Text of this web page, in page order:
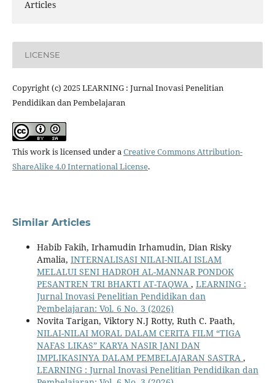
Articles
LICENSE
Copyright (c) 2025 LEARNING : Jurnal Inovasi Penelitian
Pendidikan dan Pembelajaran
This work is licensed under aCreative Commons Attribution-
ShareAlike 4.0 International License.
Similar Articles
Habib Fakih, Irhamudin Irhamudin, Dian Risky
Amalia, INTERNALISASI NILAI-NILAI ISLAM
MELALUI SENI HADROH AL-MANNAR PONDOK
PESANTREN TRI BHAKTI AT-TAQWA , LEARNING :
Jurnal Inovasi Penelitian Pendidikan dan
Pembelajaran: Vol. 6 No. 3 (2026)
Novita Tarigan, Viktory N.J Rotty, Ruth C. Paath,
NILAI-NILAI MORAL DALAM CERITA FILM “TIGA
NAFAS LIKAS” KARYA NASIR JANI DAN
IMPLIKASINYA DALAM PEMBELAJARAN SASTRA ,
LEARNING : Jurnal Inovasi Penelitian Pendidikan dan